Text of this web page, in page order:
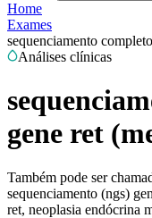
Home
Exames
sequenciamento
Análises clínicas
gene ret
Também pode ser
sequenciamento (ngs)
ret, neoplasia endócrina